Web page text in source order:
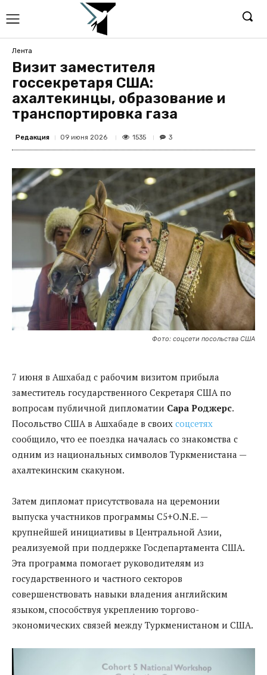
Лента
Визит заместителя
госсекретаря США:
ахалтекинцы, образование и
транспортировка газа
Редакция 09 июня 2026 1535 3
Фото: соцсети посольства США
7 июня в Ашхабад с рабочим визитом прибыла
заместитель государственного Секретаря США по
вопросам публичной дипломатии Сара Роджерс.
Посольство США в Ашхабаде в своих соцсетях
сообщило, что ее поездка началась со знакомства с
одним из национальных символов Туркменистана —
ахалтекинским скакуном.
Затем дипломат присутствовала на церемонии
выпуска участников программы C5+O.N.E. —
крупнейшей инициативы в Центральной Азии,
реализуемой при поддержке Госдепартамента США.
Эта программа помогает руководителям из
государственного и частного секторов
совершенствовать навыки владения английским
языком, способствуя укреплению торгово-
экономических связей между Туркменистаном и США.